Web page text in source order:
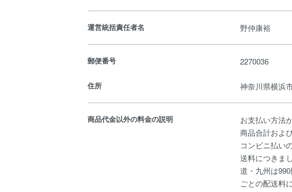
運営統括責任者名 野仲康裕
郵便番号 2270036
住所 神奈川県横浜
商品代金以外の料金の説明
お支払い方法
商品合計およ
コンビニ払い
送料につきま
道・九州は
ごとの配送料